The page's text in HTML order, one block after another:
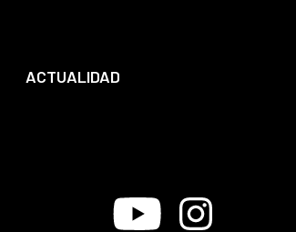
ACTUALIDAD
Youtube Instagram